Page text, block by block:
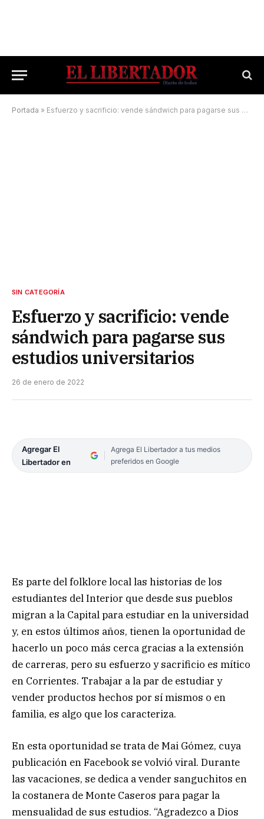
Portada » Esfuerzo y sacrificio: vende sándwich para pagarse sus estudios universitarios
SIN CATEGORÍA
Esfuerzo y sacrificio: vende
sándwich para pagarse sus
estudios universitarios
26 de enero de 2022
Agregar El
Libertador en
Agrega El Libertador a tus medios
preferidos en Google
Es parte del folklore local las historias de los
estudiantes del Interior que desde sus pueblos
migran a la Capital para estudiar en la universidad
y, en estos últimos años, tienen la oportunidad de
hacerlo un poco más cerca gracias a la extensión
de carreras, pero su esfuerzo y sacrificio es mítico
en Corrientes. Trabajar a la par de estudiar y
vender productos hechos por sí mismos o en
familia, es algo que los caracteriza.
En esta oportunidad se trata de Mai Gómez, cuya
publicación en Facebook se volvió viral. Durante
las vacaciones, se dedica a vender sanguchitos en
la costanera de Monte Caseros para pagar la
mensualidad de sus estudios. “Agradezco a Dios